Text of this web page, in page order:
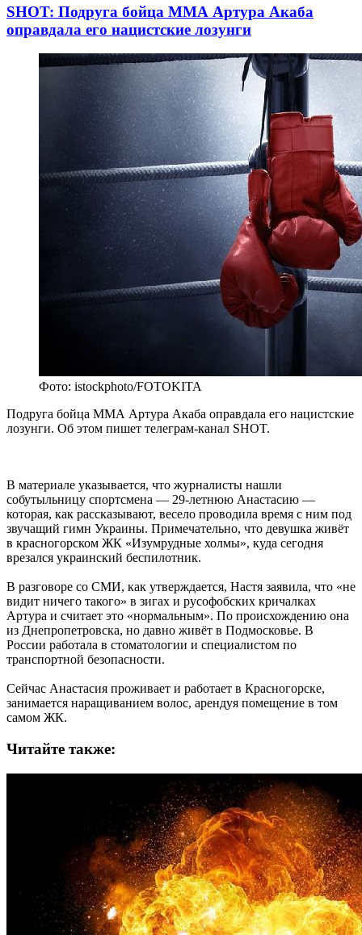
SHOT: Подруга бойца ММА Артура Акаба
оправдала его нацистские лозунги
Фото: istockphoto/FOTOKITA
Подруга бойца ММА Артура Акаба оправдала его нацистские
лозунги. Об этом пишет телеграм-канал SHOT.
В материале указывается, что журналисты нашли
собутыльницу спортсмена — 29‑летнюю Анастасию —
которая, как рассказывают, весело проводила время с ним под
звучащий гимн Украины. Примечательно, что девушка живёт
в красногорском ЖК «Изумрудные холмы», куда сегодня
врезался украинский беспилотник.
В разговоре со СМИ, как утверждается, Настя заявила, что «не
видит ничего такого» в зигах и русофобских кричалках
Артура и считает это «нормальным». По происхождению она
из Днепропетровска, но давно живёт в Подмосковье. В
России работала в стоматологии и специалистом по
транспортной безопасности.
Сейчас Анастасия проживает и работает в Красногорске,
занимается наращиванием волос, арендуя помещение в том
самом ЖК.
Читайте также: